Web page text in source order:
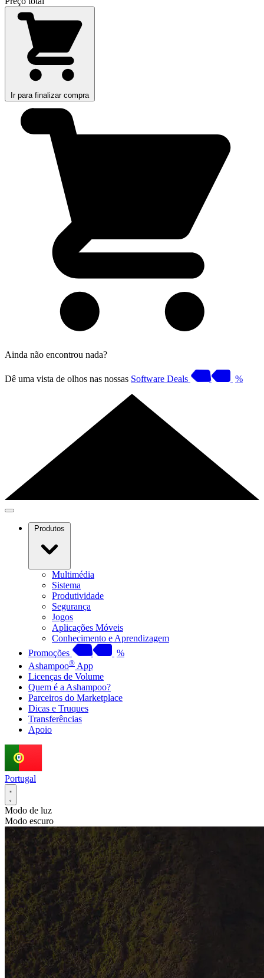
Ir para finalizar compra
Ainda não encontrou nada?
Dê uma vista de olhos nas nossas Software Deals %
Produtos
Multimédia
Sistema
Produtividade
Segurança
Jogos
Aplicações Móveis
Conhecimento e Aprendizagem
Promoções
%
Ashampoo® App
Licenças de Volume
Quem é a Ashampoo?
Parceiros do Marketplace
Dicas e Truques
Transferências
Apoio
Portugal
Modo de luz
Modo escuro